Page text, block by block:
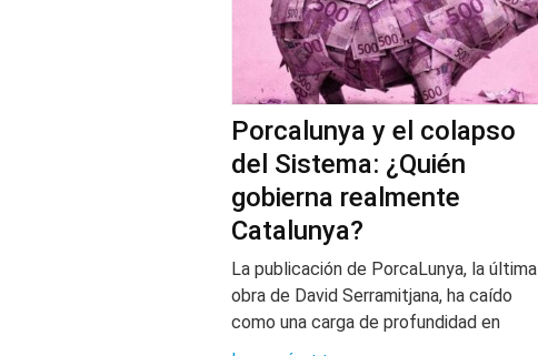
c
u
l
o
s
Porcalunya y el colapso
del Sistema: ¿Quién
gobierna realmente
Catalunya?
La publicación de PorcaLunya, la última
obra de David Serramitjana, ha caído
como una carga de profundidad en